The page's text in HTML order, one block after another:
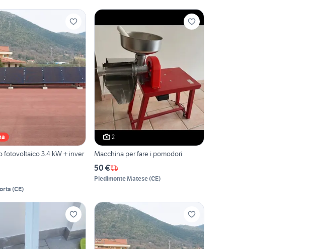
fotovoltaico 3.4 kW + inver
(CE)
2
Macchina per fare i pomodori
50 €
Piedimonte Matese(CE)